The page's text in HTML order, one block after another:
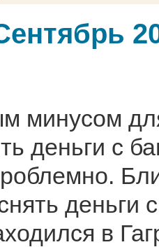
минусом
деньги с
деньги
в